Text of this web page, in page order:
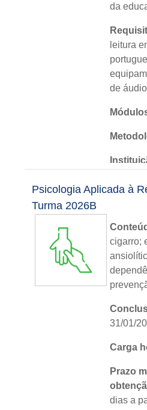
da
leitura
de
Nível:
Psicologia Aplicada à
Turma 2026B
cigarro;
31/01/
Carga
Prazo
dias a